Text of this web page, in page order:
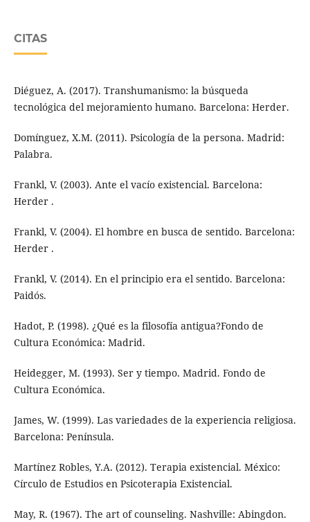
CITAS
Diéguez, A. (2017). Transhumanismo: la búsqueda
tecnológica del mejoramiento humano. Barcelona: Herder.
Domínguez, X.M. (2011). Psicología de la persona. Madrid:
Palabra.
Frankl, V. (2003). Ante el vacío existencial. Barcelona:
Herder .
Frankl, V. (2004). El hombre en busca de sentido. Barcelona:
Herder .
Frankl, V. (2014). En el principio era el sentido. Barcelona:
Paidós.
Hadot, P. (1998). ¿Qué es la filosofía antigua?Fondo de
Cultura Económica: Madrid.
Heidegger, M. (1993). Ser y tiempo. Madrid. Fondo de
Cultura Económica.
James, W. (1999). Las variedades de la experiencia religiosa.
Barcelona: Península.
Martínez Robles, Y.A. (2012). Terapia existencial. México:
Círculo de Estudios en Psicoterapia Existencial.
May, R. (1967). The art of counseling. Nashville: Abingdon.